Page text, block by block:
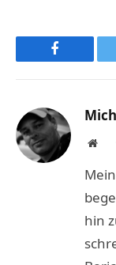
Facebook
hin